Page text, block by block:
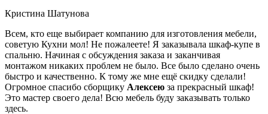
Кристина Шатунова
Всем, кто еще выбирает компанию для изготовления мебели,
советую Кухни мол! Не пожалеете! Я заказывала шкаф-купе в
спальню. Начиная с обсуждения заказа и заканчивая
монтажом никаких проблем не было. Все было сделано очень
быстро и качественно. К тому же мне ещё скидку сделали!
Огромное спасибо сборщику Алексею за прекрасный шкаф!
Это мастер своего дела! Всю мебель буду заказывать только
здесь.